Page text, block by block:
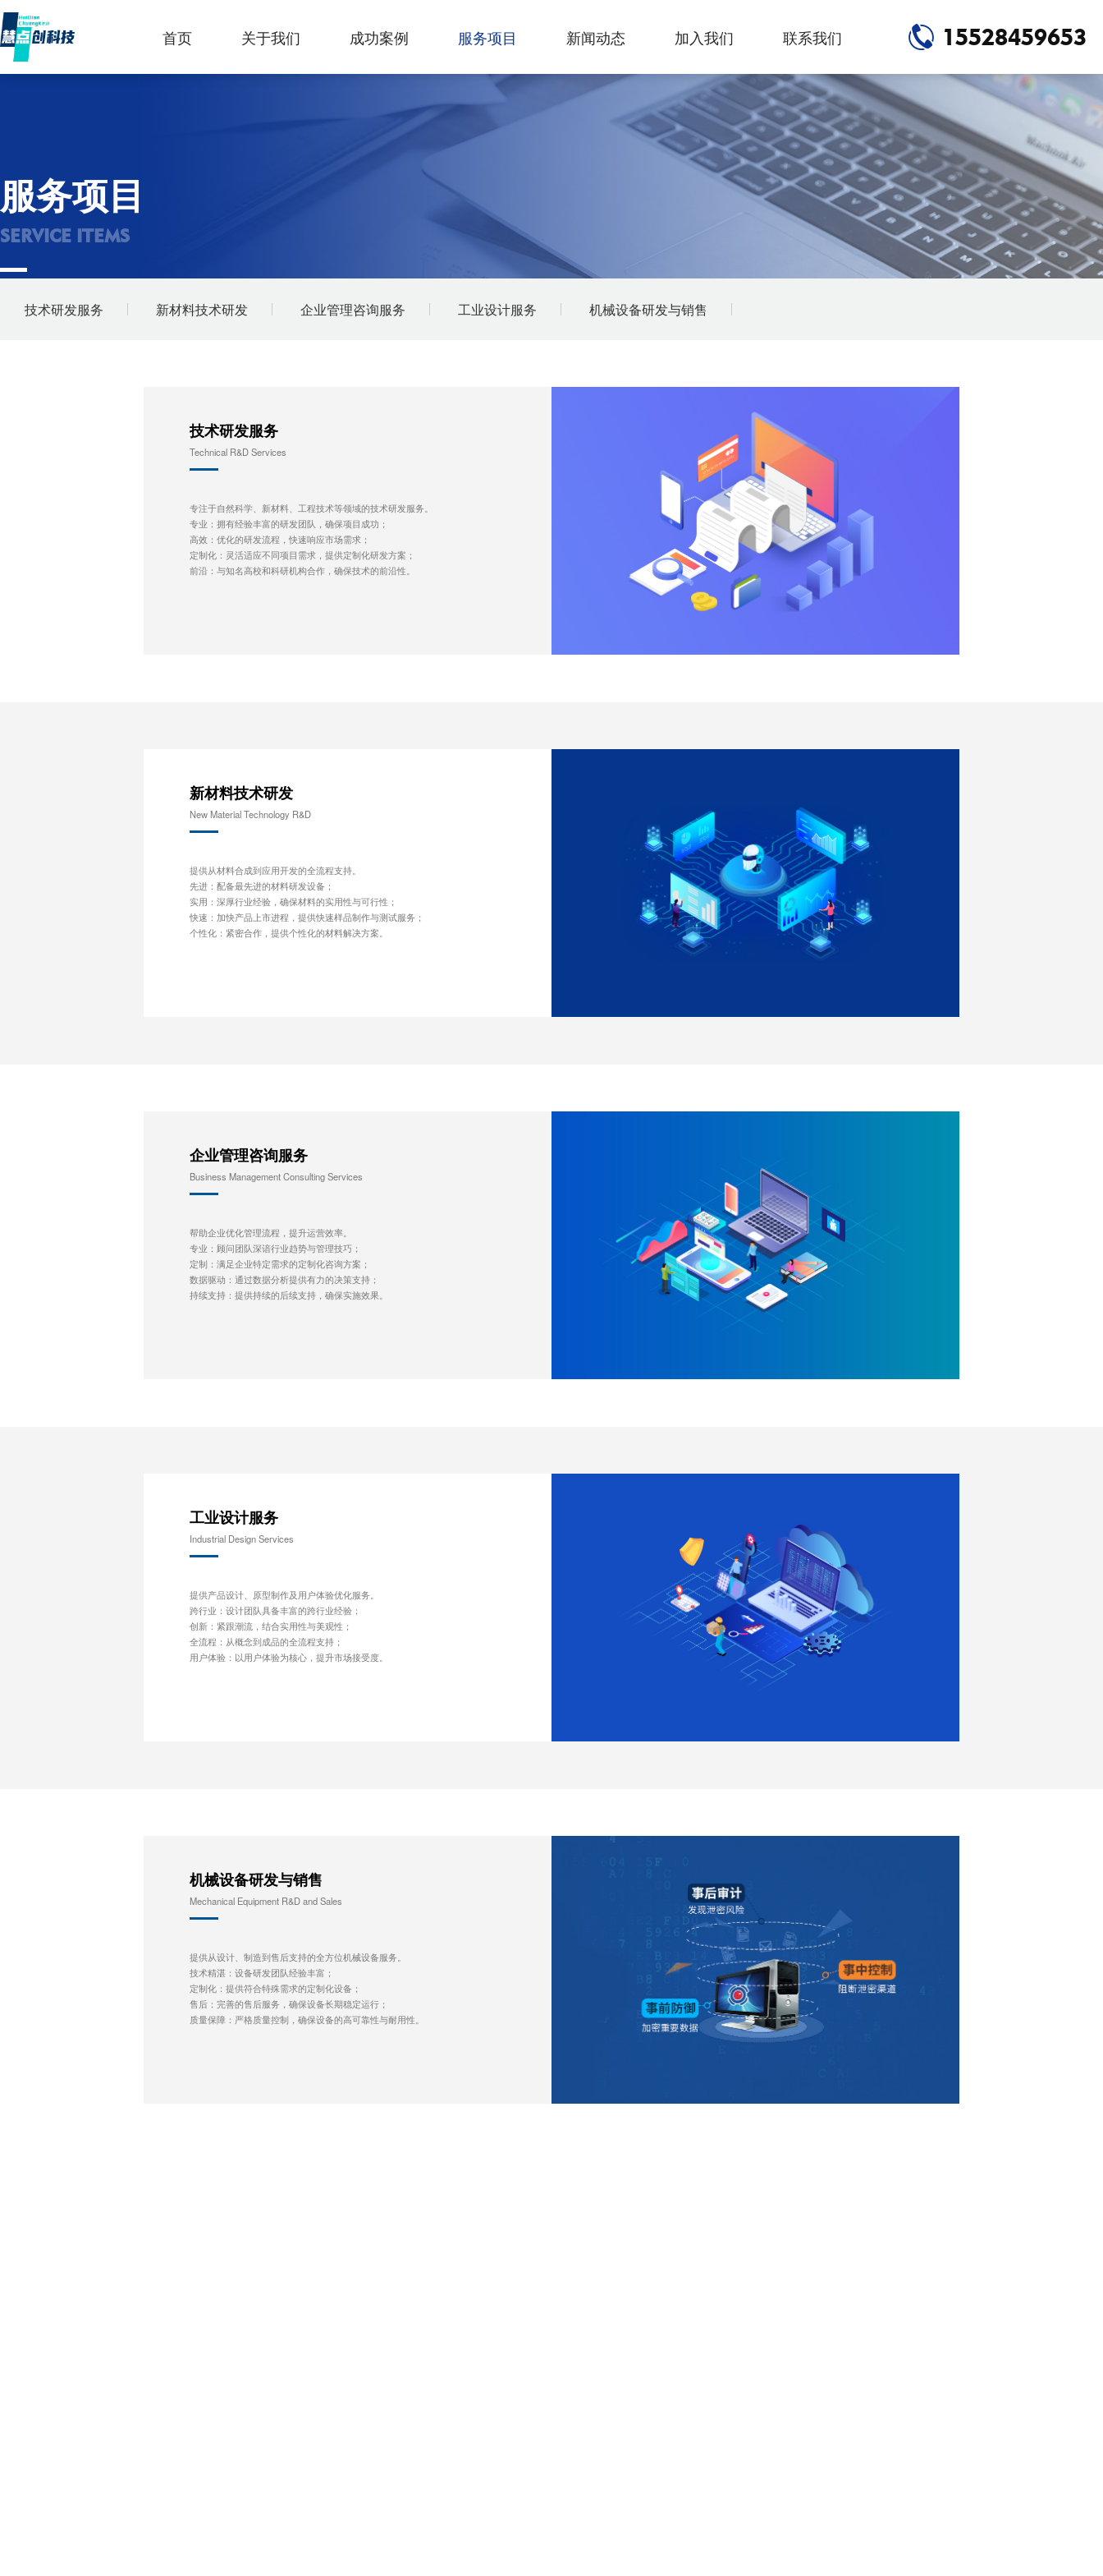
首页 关于我们 成功案例 服务项目 新闻动态 加入我们 联系我们 15528459653
服务项目
SERVICE ITEMS
技术研发服务 新材料技术研发 企业管理咨询服务 工业设计服务 机械设备研发与销售
技术研发服务
Technical R&D Services
专注于自然科学、新材料、工程技术等领域的技术研发服务。
专业：拥有经验丰富的研发团队，确保项目成功；
高效：优化的研发流程，快速响应市场需求；
定制化：灵活适应不同项目需求，提供定制化研发方案；
前沿：与知名高校和科研机构合作，确保技术的前沿性。
新材料技术研发
New Material Technology R&D
提供从材料合成到应用开发的全流程支持。
先进：配备最先进的材料研发设备；
实用：深厚行业经验，确保材料的实用性与可行性；
快速：加快产品上市进程，提供快速样品制作与测试服务；
个性化：紧密合作，提供个性化的材料解决方案。
企业管理咨询服务
Business Management Consulting Services
帮助企业优化管理流程，提升运营效率。
专业：顾问团队深谙行业趋势与管理技巧；
定制：满足企业特定需求的定制化咨询方案；
数据驱动：通过数据分析提供有力的决策支持；
持续支持：提供持续的后续支持，确保实施效果。
工业设计服务
Industrial Design Services
提供产品设计、原型制作及用户体验优化服务。
跨行业：设计团队具备丰富的跨行业经验；
创新：紧跟潮流，结合实用性与美观性；
全流程：从概念到成品的全流程支持；
用户体验：以用户体验为核心，提升市场接受度。
机械设备研发与销售
Mechanical Equipment R&D and Sales
提供从设计、制造到售后支持的全方位机械设备服务。
技术精湛：设备研发团队经验丰富；
定制化：提供符合特殊需求的定制化设备；
售后：完善的售后服务，确保设备长期稳定运行；
质量保障：严格质量控制，确保设备的高可靠性与耐用性。